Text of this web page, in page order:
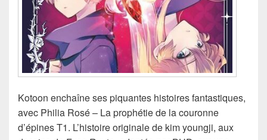
Kotoon enchaîne ses piquantes histoires fantastiques,
avec Philia Rosé – La prophétie de la couronne
d’épines T1. L’histoire originale de kim youngji, aux